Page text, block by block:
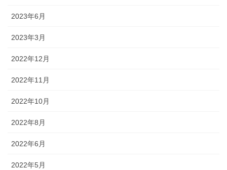
2023年6月
2023年3月
2022年12月
2022年11月
2022年10月
2022年8月
2022年6月
2022年5月